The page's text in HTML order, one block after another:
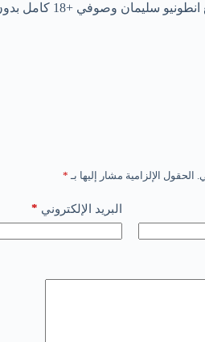
كذلك لم ننس أن نرفق لكم حساباتهما الرسمية على منصة انستقرام.
الحقول الإلزامية مشار إليها بـ *
البريد الإلكتروني *